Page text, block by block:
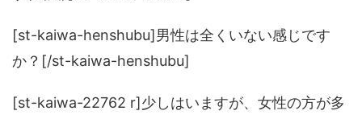
[st-kaiwa-henshubu]男性は全くいない感じです
か？[/st-kaiwa-henshubu]
[st-kaiwa-22762 r]少しはいますが、女性の方が多